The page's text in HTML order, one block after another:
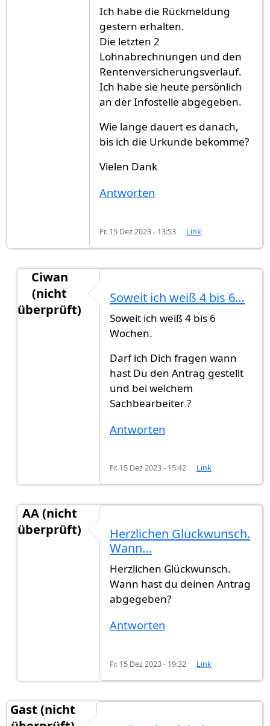
Ich habe die Rückmeldung
gestern erhalten.
Die letzten 2
Lohnabrechnungen und den
Rentenversicherungsverlauf.
Ich habe sie heute persönlich
an der Infostelle abgegeben.
Wie lange dauert es danach,
bis ich die Urkunde bekomme?
Vielen Dank
Antworten
Fr. 15 Dez 2023 - 13:53 Link
Ciwan
(nicht
überprüft)
Ich habe die Rückmeldung…
Soweit ich weiß 4 bis 6…
Soweit ich weiß 4 bis 6
Wochen.
Darf ich Dich fragen wann
hast Du den Antrag gestellt
und bei welchem
Sachbearbeiter ?
Antworten
Fr. 15 Dez 2023 - 15:42 Link
AA (nicht
überprüft)
Ich habe die Rückmeldung…von
Herzlichen Glückwunsch.
Wann…
Herzlichen Glückwunsch.
Wann hast du deinen Antrag
abgegeben?
Antworten
Fr. 15 Dez 2023 - 19:32 Link
Gast (nicht